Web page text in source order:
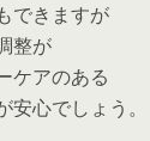
できますが
整が
ケアのある
心でしょう。